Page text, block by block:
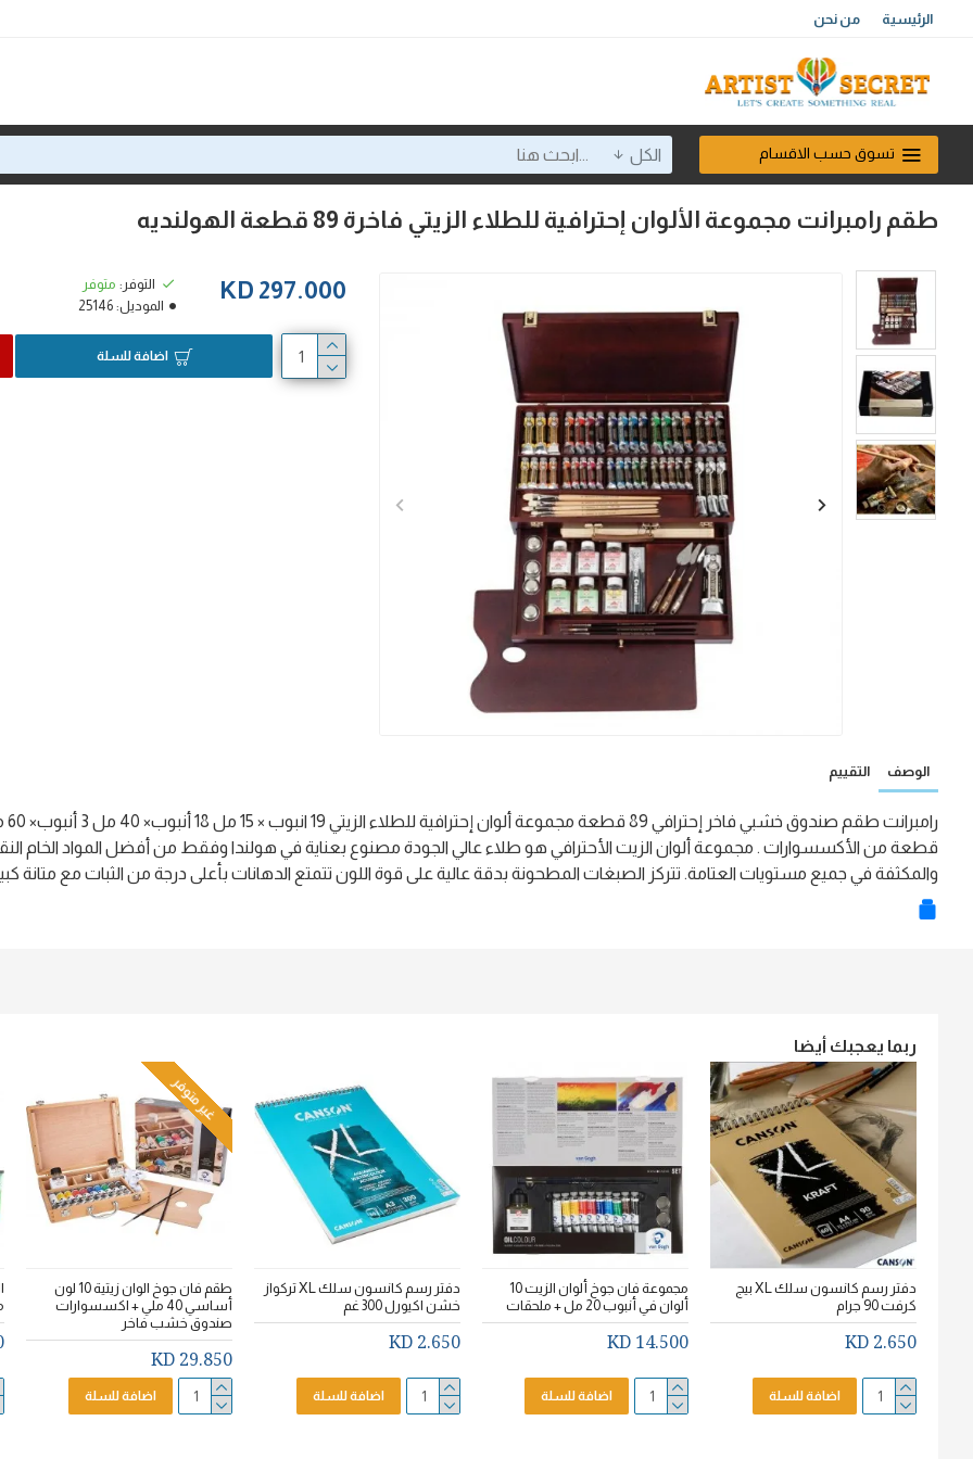
الرئيسية من نحن
تسوق حسب الاقسام الكل
طقم رامبرانت مجموعة الألوان إحترافية للطلاء الزيتي فاخرة 89 قطعة الهولنديه
297.000 KD التوفر: متوفر
الموديل: 25146
اضافة للسلة
الوصف التقييم
قطعة من الأكسسوارات . مجموعة ألوان الزيت الأحترافي هو طلاء عالي الجودة مصنوع بعناية في هولندا وفقط من أفضل المواد الخام
والمكثفة في جميع مستويات العتامة. تتركز الصبغات المطحونة بدقة عالية على قوة اللون تتمتع الدهانات بأعلى درجة من الثبات مع متانة
ربما يعجبك أيضا
دفتر رسم كانسون سلك XL بيج
كرفت 90 جرام
2.650 KD
اضافة للسلة
مجموعة فان جوخ ألوان الزيت 10
ألوان في أنبوب 20 مل + ملحقات
14.500 KD
اضافة للسلة
دفتر رسم كانسون سلك XL تركواز
خشن اكيورل 300 غم
2.650 KD
اضافة للسلة
غير متوفر
طقم فان جوخ الوان زيتية 10 لون
أساسي 40 ملي + اكسسوارات
صندوق خشب فاخر
29.850 KD
اضافة للسلة